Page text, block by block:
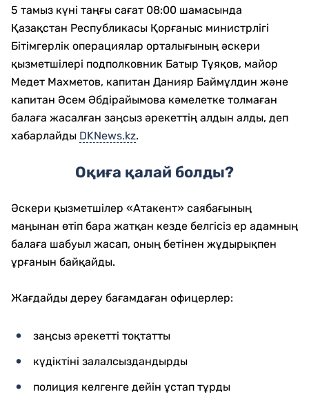
5 тамыз күні таңғы сағат 08:00 шамасында
Қазақстан Республикасы Қорғаныс министрлігі
Бітімгерлік операциялар орталығының әскери
қызметшілері подполковник Батыр Тұяқов, майор
Медет Махметов, капитан Данияр Баймұлдин және
капитан Әсем Әбдірайымова кәмелетке толмаған
балаға жасалған заңсыз әрекеттің алдын алды, деп
хабарлайды DKNews.kz.
Оқиға қалай болды?
Әскери қызметшілер «Атакент» саябағының
маңынан өтіп бара жатқан кезде белгісіз ер адамның
балаға шабуыл жасап, оның бетінен жұдырықпен
ұрғанын байқайды.
Жағдайды дереу бағамдаған офицерлер:
заңсыз әрекетті тоқтатты
күдіктіні залалсыздандырды
полиция келгенге дейін ұстап тұрды